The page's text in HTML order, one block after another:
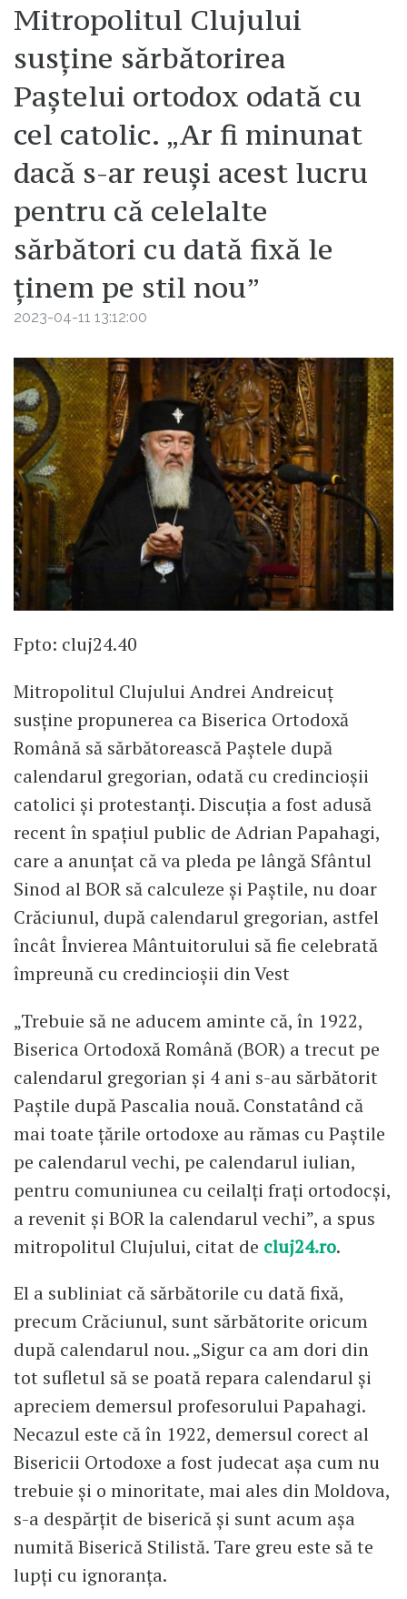
Mitropolitul Clujului
susține sărbătorirea
Paștelui ortodox odată cu
cel catolic. „Ar fi minunat
dacă s-ar reuși acest lucru
pentru că celelalte
sărbători cu dată fixă le
ținem pe stil nou”
2023-04-11 13:12:00
Fpto: cluj24.40
Mitropolitul Clujului Andrei Andreicuț
susține propunerea ca Biserica Ortodoxă
Română să sărbătorească Paștele după
calendarul gregorian, odată cu credincioșii
catolici și protestanți. Discuția a fost adusă
recent în spațiul public de Adrian Papahagi,
care a anunțat că va pleda pe lângă Sfântul
Sinod al BOR să calculeze și Paștile, nu doar
Crăciunul, după calendarul gregorian, astfel
încât Învierea Mântuitorului să fie celebrată
împreună cu credincioșii din Vest
„Trebuie să ne aducem aminte că, în 1922,
Biserica Ortodoxă Română (BOR) a trecut pe
calendarul gregorian și 4 ani s-au sărbătorit
Paștile după Pascalia nouă. Constatând că
mai toate țările ortodoxe au rămas cu Paștile
pe calendarul vechi, pe calendarul iulian,
pentru comuniunea cu ceilalți frați ortodocși,
a revenit și BOR la calendarul vechi”, a spus
mitropolitul Clujului, citat de cluj24.ro.
El a subliniat că sărbătorile cu dată fixă,
precum Crăciunul, sunt sărbătorite oricum
după calendarul nou. „Sigur ca am dori din
tot sufletul să se poată repara calendarul și
apreciem demersul profesorului Papahagi.
Necazul este că în 1922, demersul corect al
Bisericii Ortodoxe a fost judecat așa cum nu
trebuie și o minoritate, mai ales din Moldova,
s-a despărțit de biserică și sunt acum așa
numită Biserică Stilistă. Tare greu este să te
lupți cu ignoranța.